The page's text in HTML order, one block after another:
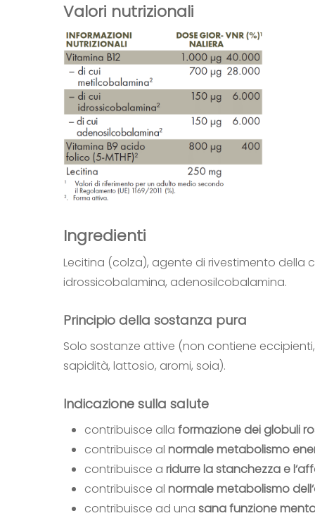
Valori nutrizionali
Ingredienti
Lecitina (colza), agente di rivestimento della
idrossicobalamina, adenosilcobalamina.
Principio della sostanza pura
Solo sostanze attive (non contiene
sapidità, lattosio, aromi, soia).
Indicazione sulla salute
contribuisce alla formazione dei globuli
contribuisce al normale metabolismo
contribuisce a ridurre la stanchezza e
contribuisce al normale metabolismo
contribuisce ad una sana funzione